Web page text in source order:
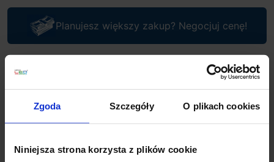
Zgoda Szczegóły O plikach cookies
Niniejsza strona korzysta z plików cookie
Planujesz większy zakup? Negocjuj cenę!
Wsparcie techniczne
Jeśli masz pytania lub potrzebujesz pomocy, zadzwoń
odpowiedzi na e-maile od 8:00 do 22:00.
email sklep@salonled.pl